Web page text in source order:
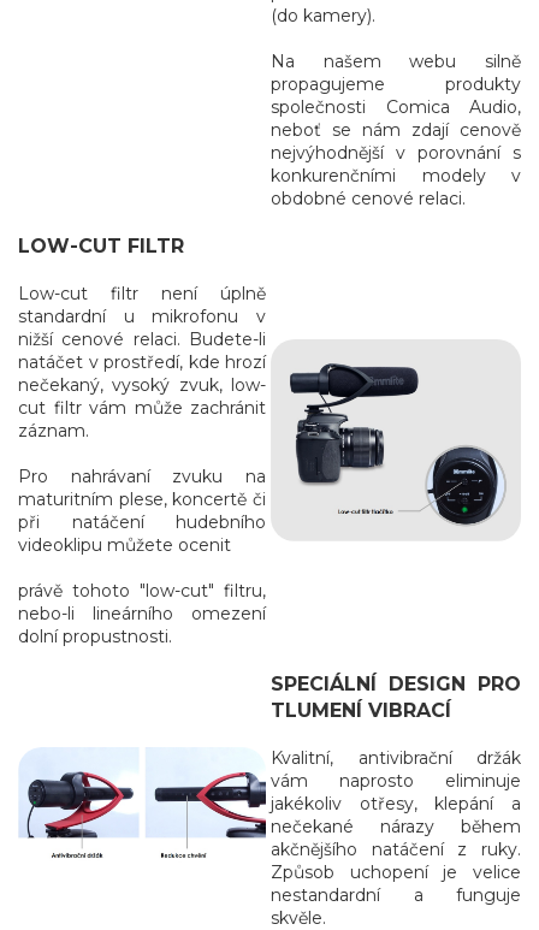
(do kamery).
Na našem webu silně
propagujeme produkty
společnosti Comica Audio,
neboť se nám zdají cenově
nejvýhodnější v porovnání s
konkurenčními modely v
obdobné cenové relaci.
LOW-CUT FILTR
Low-cut filtr není úplně
standardní u mikrofonu v
nižší cenové relaci. Budete-li
natáčet v prostředí, kde hrozí
nečekaný, vysoký zvuk, low-
cut filtr vám může zachránit
záznam.
Pro nahrávaní zvuku na
maturitním plese, koncertě či
při natáčení hudebního
videoklipu můžete ocenit
právě tohoto "low-cut" filtru,
nebo-li lineárního omezení
dolní propustnosti.
SPECIÁLNÍ DESIGN PRO
TLUMENÍ VIBRACÍ
Kvalitní, antivibrační držák
vám naprosto eliminuje
jakékoliv otřesy, klepání a
nečekané nárazy během
akčnějšího natáčení z ruky.
Způsob uchopení je velice
nestandardní a funguje
skvěle.